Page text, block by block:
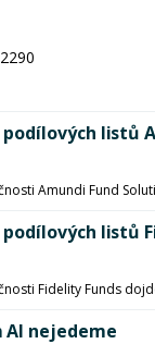
2290
listů
Amundi Fund
listů
Fidelity Funds
AI nejedeme